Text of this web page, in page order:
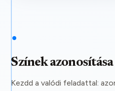
•
Színek azonosítása
Kezdd a valódi feladattal: